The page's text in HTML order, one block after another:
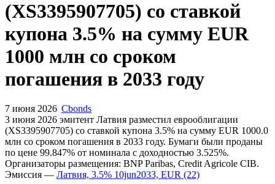
(XS3395907705) со ставкой
купона 3.5% на сумму EUR
1000 млн со сроком
погашения в 2033 году
7 июня 2026 Cbonds
3 июня 2026 эмитент Латвия разместил еврооблигации
(XS3395907705) cо ставкой купона 3.5% на сумму EUR 1000.0
млн со сроком погашения в 2033 году. Бумаги были проданы
по цене 99.847% от номинала с доходностью 3.525%.
Организаторы размещения: BNP Paribas, Credit Agricole CIB.
Эмиссия — Латвия, 3.5% 10jun2033, EUR (22)